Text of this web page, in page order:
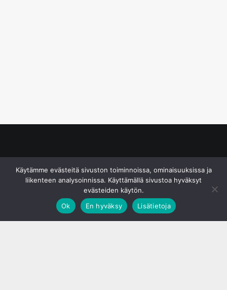
Käytämme evästeitä sivuston toiminnoissa, ominaisuuksissa ja
liikenteen analysoinnissa. Käyttämällä sivustoa hyväksyt
evästeiden käytön.
Ok
En hyväksy Lisätietoja